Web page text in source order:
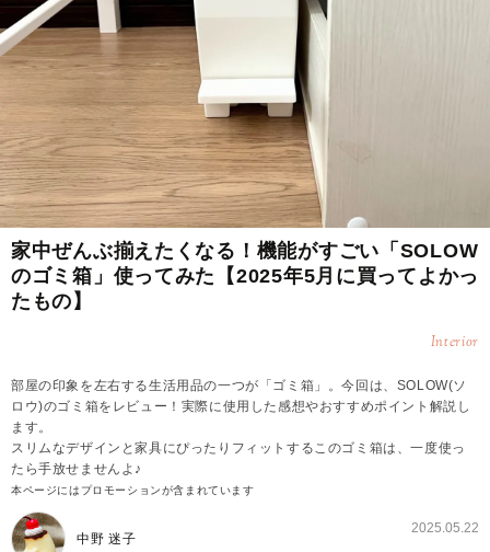
家中ぜんぶ揃えたくなる！機能がすごい「SOLOW
のゴミ箱」使ってみた【2025年5月に買ってよかっ
たもの】
Interior
部屋の印象を左右する生活用品の一つが「ゴミ箱」。今回は、SOLOW(ソ
ロウ)のゴミ箱をレビュー！実際に使用した感想やおすすめポイント解説し
ます。
スリムなデザインと家具にぴったりフィットするこのゴミ箱は、一度使っ
たら手放せませんよ♪
本ページにはプロモーションが含まれています
中野 迷子
2025.05.22